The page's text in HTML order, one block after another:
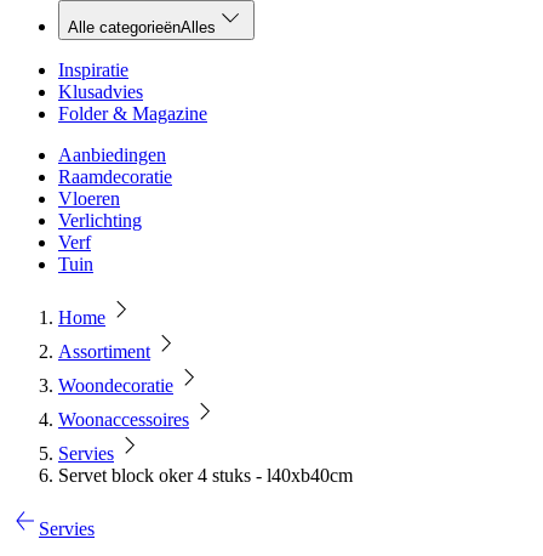
Alle categorieënAlles
Inspiratie
Klusadvies
Folder & Magazine
Aanbiedingen
Raamdecoratie
Vloeren
Verlichting
Verf
Tuin
Home
Assortiment
Woondecoratie
Woonaccessoires
Servies
Servet block oker 4 stuks - l40xb40cm
Servies